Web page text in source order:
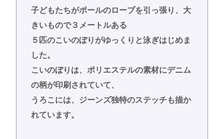
子どもたちがポールのロープを引っ張り、大
きいもので３メートルある
５匹のこいのぼりがゆっくりと泳ぎはじめま
した。
こいのぼりは、ポリエステルの素材にデニム
の柄が印刷されていて、
うろこには、ジーンズ独特のステッチも描か
れています。